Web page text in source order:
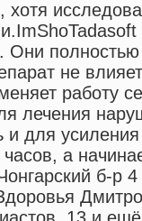
хотя
Они
не
работу
лечения
и для
а
б-р